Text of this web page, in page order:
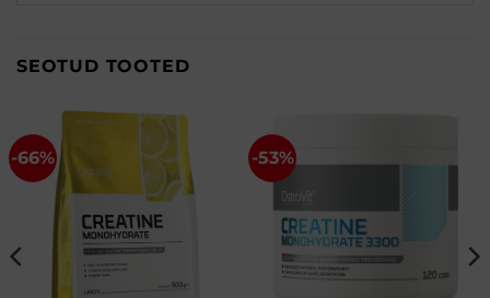
SEOTUD TOOTED
-66% -53%